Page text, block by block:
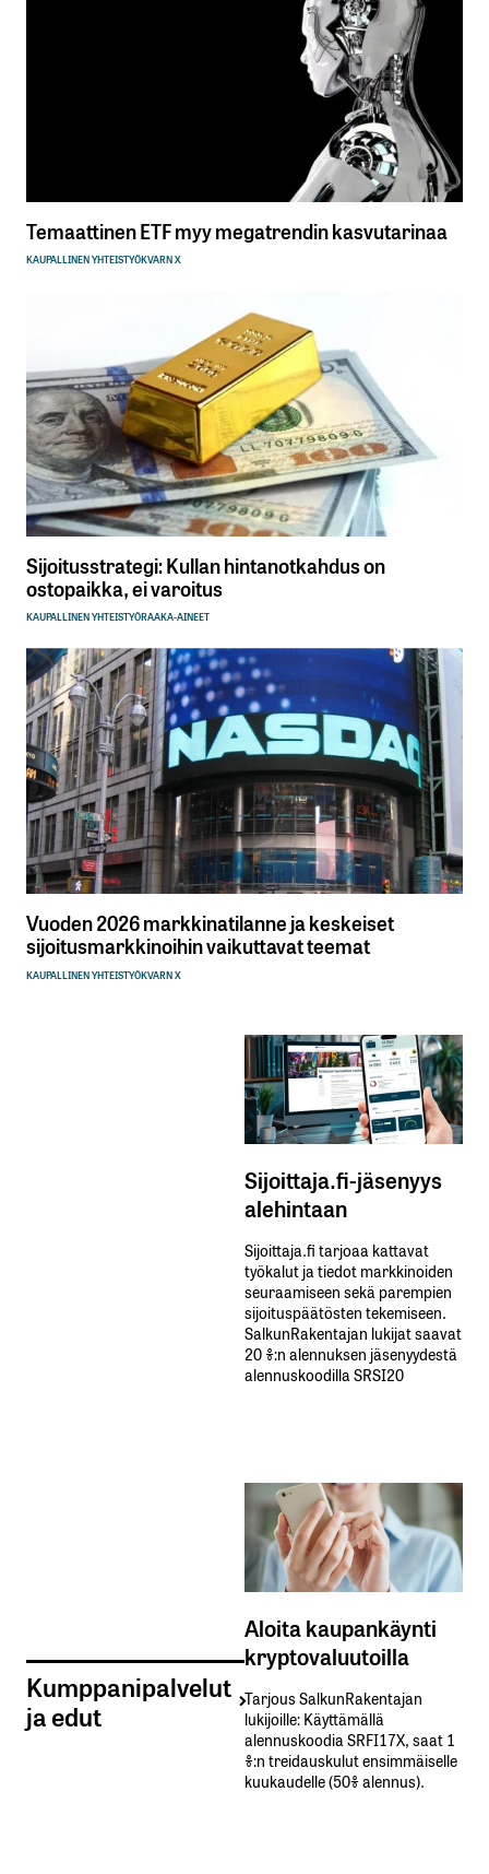
Temaattinen ETF myy megatrendin kasvutarinaa
KAUPALLINEN YHTEISTYÖKVARN X
Sijoitusstrategi: Kullan hintanotkahdus on
ostopaikka, ei varoitus
KAUPALLINEN YHTEISTYÖRAAKA-AINEET
Vuoden 2026 markkinatilanne ja keskeiset
sijoitusmarkkinoihin vaikuttavat teemat
KAUPALLINEN YHTEISTYÖKVARN X
Kumppanipalvelut
ja edut
Sijoittaja.fi-jäsenyys
alehintaan
Sijoittaja.fi tarjoaa kattavat
työkalut ja tiedot markkinoiden
seuraamiseen sekä parempien
sijoituspäätösten tekemiseen.
SalkunRakentajan lukijat saavat
20 %:n alennuksen jäsenyydestä
alennuskoodilla SRSI20
Aloita kaupankäynti
kryptovaluutoilla
Tarjous SalkunRakentajan
lukijoille: Käyttämällä​ ​
alennuskoodia​ ​SRFI17X,​ ​saat​ ​1
%:n treidauskulut​ ​ensimmäiselle​ ​
kuukaudelle​ ​(50%​ ​alennus).